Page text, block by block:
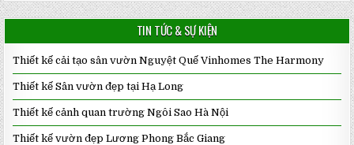
TIN TỨC & SỰ KIỆN
Thiết kế cải tạo sân vườn Nguyệt Quế Vinhomes The Harmony
Thiết kế Sân vườn đẹp tại Hạ Long
Thiết kế cảnh quan trường Ngôi Sao Hà Nội
Thiết kế vườn đẹp Lương Phong Bắc Giang